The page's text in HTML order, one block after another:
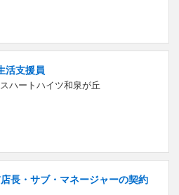
活支援員
ハートハイツ和泉が丘
長・サブ・マネージャーの契約